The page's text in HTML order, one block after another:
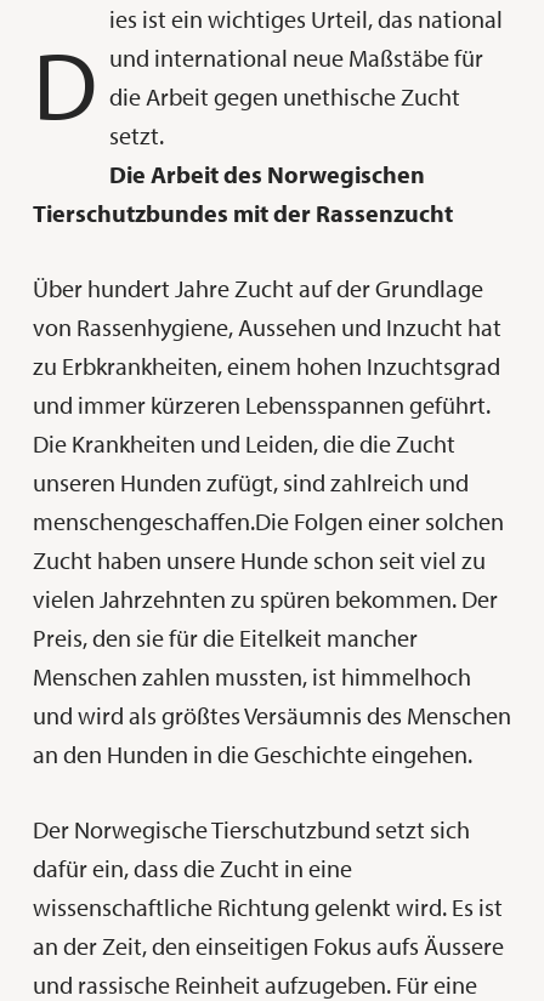
D
ies ist ein wichtiges Urteil, das national
und international neue Maßstäbe für
die Arbeit gegen unethische Zucht
setzt.
Die Arbeit des Norwegischen
Tierschutzbundes mit der Rassenzucht
Über hundert Jahre Zucht auf der Grundlage
von Rassenhygiene, Aussehen und Inzucht hat
zu Erbkrankheiten, einem hohen Inzuchtsgrad
und immer kürzeren Lebensspannen geführt.
Die Krankheiten und Leiden, die die Zucht
unseren Hunden zufügt, sind zahlreich und
menschengeschaffen.Die Folgen einer solchen
Zucht haben unsere Hunde schon seit viel zu
vielen Jahrzehnten zu spüren bekommen. Der
Preis, den sie für die Eitelkeit mancher
Menschen zahlen mussten, ist himmelhoch
und wird als größtes Versäumnis des Menschen
an den Hunden in die Geschichte eingehen.
Der Norwegische Tierschutzbund setzt sich
dafür ein, dass die Zucht in eine
wissenschaftliche Richtung gelenkt wird. Es ist
an der Zeit, den einseitigen Fokus aufs Äussere
und rassische Reinheit aufzugeben. Für eine